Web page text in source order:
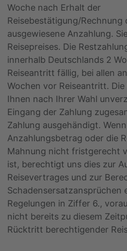
Woche nach Erhalt der
Reisebestätigung/Rechnung
ausgewiesene Anzahlung.
Reisepreises. Die
innerhalb Deutschlands 2
Reiseantritt fällig, bei allen
Wochen vor Reiseantritt.
Ihnen nach Ihrer Wahl
Eingang der Zahlung
Zahlung ausgehändigt.
Anzahlungsbetrag oder die
Mahnung nicht fristgerecht
ist, berechtigt uns dies zur
Reisevertrages und zur
Schadensersatzansprüchen
Regelungen in Ziffer 6.,
nicht bereits zu diesem
Rücktritt berechtigender